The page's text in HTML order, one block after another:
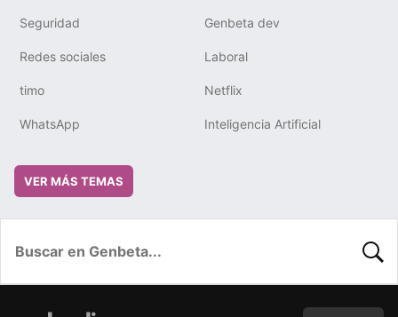
Seguridad Genbeta dev
Redes sociales Laboral
timo Netflix
WhatsApp Inteligencia Artificial
VER MÁS TEMAS